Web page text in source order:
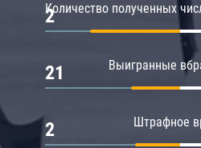
Количество полученных
2
Выигранные
21
Штрафное
2